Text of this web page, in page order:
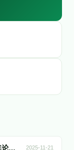
正式启邀：2026 出海人力资源管理新年论坛1月15日深圳举办！聚焦全球人力痛点，共启新年布局！ 2025-11-21